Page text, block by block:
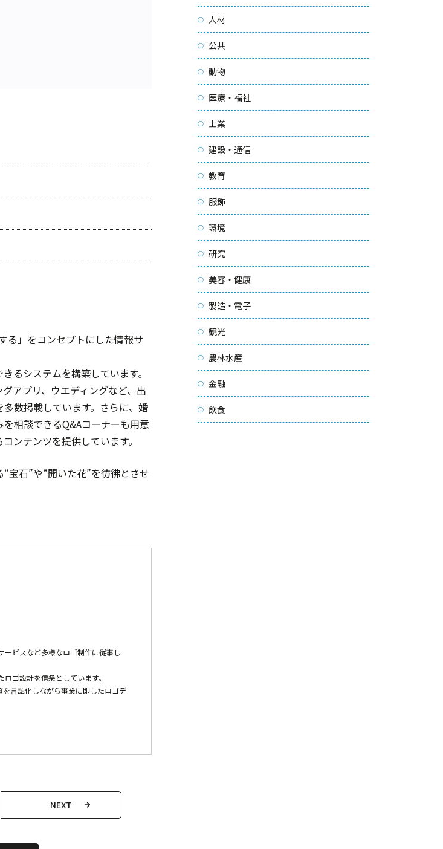
る」をコンセプトにした情報サ
るシステムを構築しています。
アプリ、ウエディングなど、出
数掲載しています。さらに、婚
相談できるQ&Aコーナーも用意
ンテンツを提供しています。
宝石”や“開いた花”を彷彿とさせ
ービスなど多様なロゴ制作に従事し
ゴ設計を信条としています。
言語化しながら事業に即したロゴデ
NEXT
人材
公共
動物
医療・福祉
士業
建設・通信
教育
服飾
環境
研究
美容・健康
製造・電子
観光
農林水産
金融
飲食